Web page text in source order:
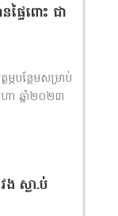
ទៃពោះ ជា
ម្ភបន្ថែមសម្រាប់
ហា ឆ្នាំ២០២៣
ង ស្លា.ប់